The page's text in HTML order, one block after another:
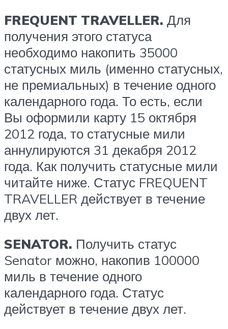
FREQUENT TRAVELLER. Для
получения этого статуса
необходимо накопить 35000
статусных миль (именно статусных,
не премиальных) в течение одного
календарного года. То есть, если
Вы оформили карту 15 октября
2012 года, то статусные мили
аннулируются 31 декабря 2012
года. Как получить статусные мили
читайте ниже. Статус FREQUENT
TRAVELLER действует в течение
двух лет.
SENATOR. Получить статус
Senator можно, накопив 100000
миль в течение одного
календарного года. Статус
действует в течение двух лет.